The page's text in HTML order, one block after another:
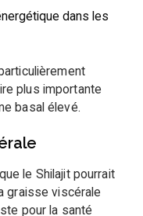
promo :
dans les
plus importante
basal élevé.
le Shilajit pourrait
graisse viscérale
pour la santé